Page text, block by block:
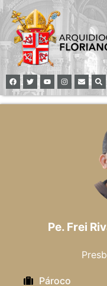
Pe. Frei
Pároco